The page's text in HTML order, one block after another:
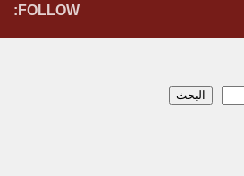
FOLLOW:
البحث